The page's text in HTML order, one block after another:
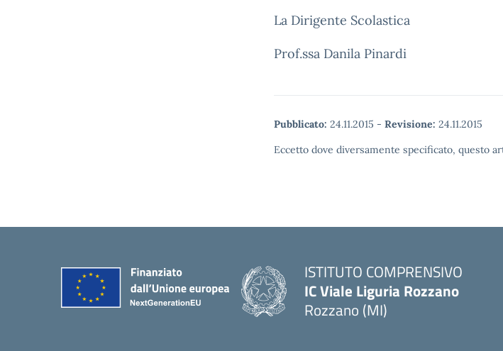
La Dirigente Scolastica
Prof.ssa Danila Pinardi
Pubblicato: 24.11.2015 - Revisione: 24.11.2015
Eccetto dove diversamente specificato, questo
ISTITUTO COMPRENSIVO
IC Viale Liguria Rozzano
Rozzano (MI)